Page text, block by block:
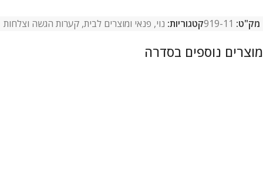
מק"ט: 919-11קטגוריות: נוי, פנאי ומוצרים לבית, קערות הגשה וצלחות